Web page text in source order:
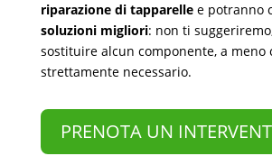
riparazione di tapparellee potranno
soluzioni migliori: non ti
sostituire alcun componente, a meno
strettamente necessario.
PRENOTA UN